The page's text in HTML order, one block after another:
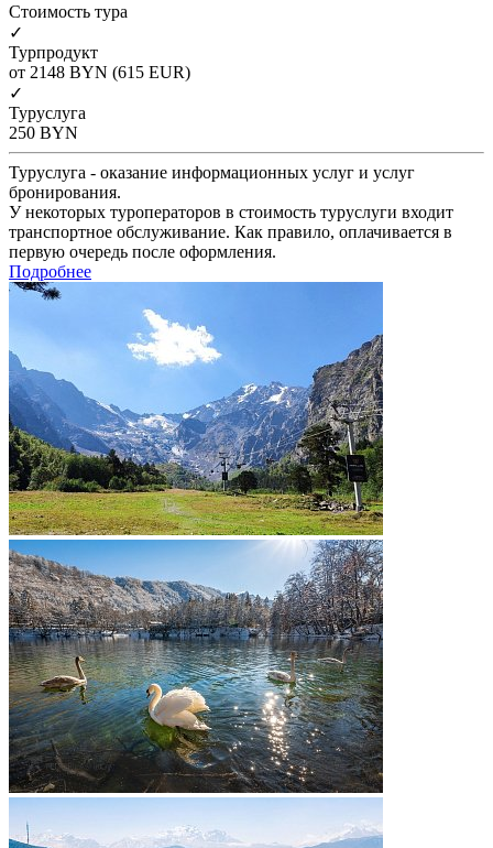
Cтоимость тура
✓
Турпродукт
от 2148 BYN (615 EUR)
✓
Туруслуга
250 BYN
Туруслуга - оказание информационных услуг и услуг
бронирования.
У некоторых туроператоров в стоимость туруслуги входит
транспортное обслуживание. Как правило, оплачивается в
первую очередь после оформления.
Подробнее